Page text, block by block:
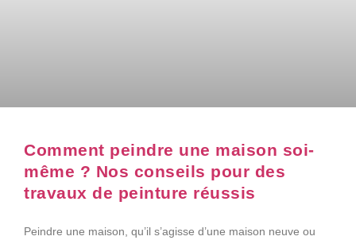
Comment peindre une maison soi-
même ? Nos conseils pour des
travaux de peinture réussis
Peindre une maison, qu’il s’agisse d’une maison neuve ou